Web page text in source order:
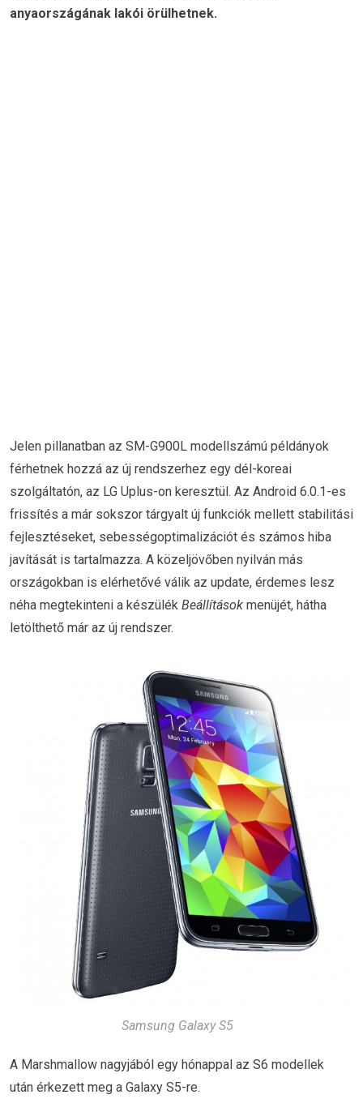
anyaországának lakói örülhetnek.
Jelen pillanatban az SM-G900L modellszámú példányok
férhetnek hozzá az új rendszerhez egy dél-koreai
szolgáltatón, az LG Uplus-on keresztül. Az Android 6.0.1-es
frissítés a már sokszor tárgyalt új funkciók mellett stabilitási
fejlesztéseket, sebességoptimalizációt és számos hiba
javítását is tartalmazza. A közeljövőben nyilván más
országokban is elérhetővé válik az update, érdemes lesz
néha megtekinteni a készülék Beállítások menüjét, hátha
letölthető már az új rendszer.
Samsung Galaxy S5
A Marshmallow nagyjából egy hónappal az S6 modellek
után érkezett meg a Galaxy S5-re.